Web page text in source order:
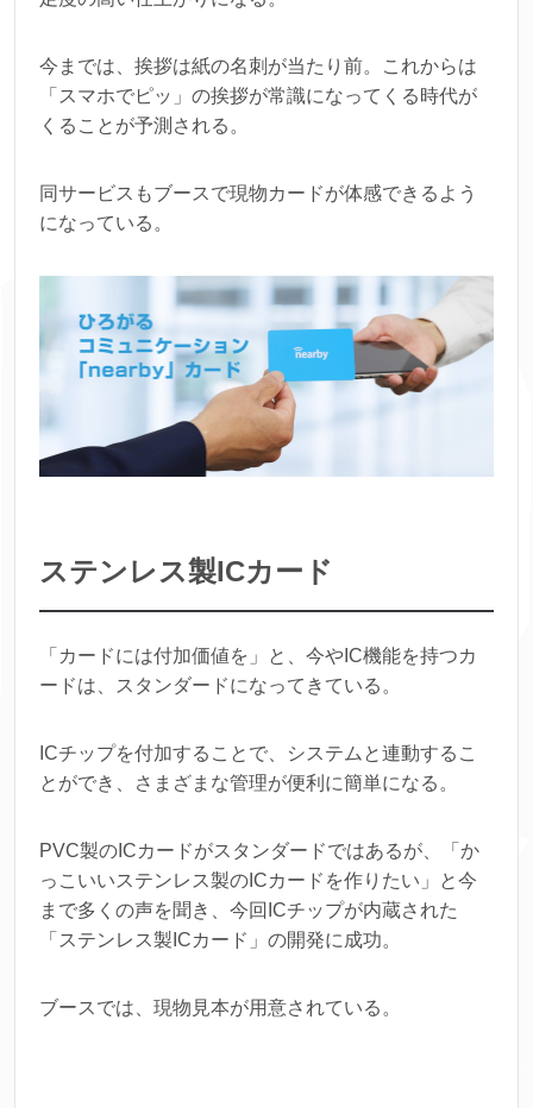
今までは、挨拶は紙の名刺が当たり前。これからは
「スマホでピッ」の挨拶が常識になってくる時代が
くることが予測される。
同サービスもブースで現物カードが体感できるよう
になっている。
ステンレス製ICカード
「カードには付加価値を」と、今やIC機能を持つカ
ードは、スタンダードになってきている。
ICチップを付加することで、システムと連動するこ
とができ、さまざまな管理が便利に簡単になる。
PVC製のICカードがスタンダードではあるが、「か
っこいいステンレス製のICカードを作りたい」と今
まで多くの声を聞き、今回ICチップが内蔵された
「ステンレス製ICカード」の開発に成功。
ブースでは、現物見本が用意されている。